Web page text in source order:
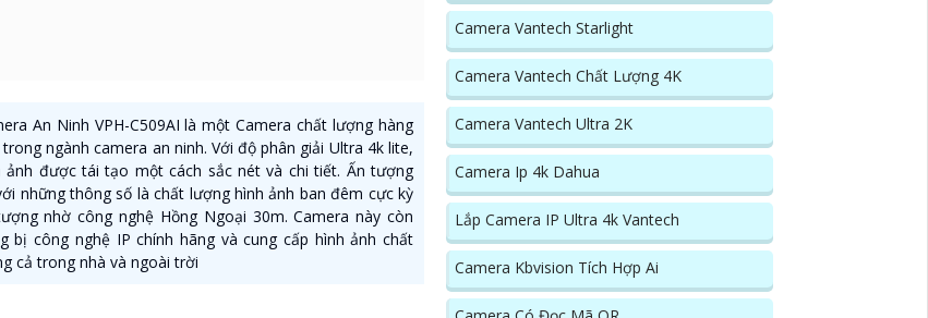
An Ninh VPH-C509AI là một Camera chất lượng hàng
ngành camera an ninh. Với độ phân giải Ultra 4k lite,
ảnh được tái tạo một cách sắc nét và chi tiết. Ấn tượng
những thông số là chất lượng hình ảnh ban đêm cực kỳ
nhờ công nghệ Hồng Ngoại 30m. Camera này còn
bị công nghệ IP chính hãng và cung cấp hình ảnh chất
cả trong nhà và ngoài trời
Camera Vantech Starlight
Camera Vantech Chất Lượng 4K
Camera Vantech Ultra 2K
Camera Ip 4k Dahua
Lắp Camera IP Ultra 4k Vantech
Camera Kbvision Tích Hợp Ai